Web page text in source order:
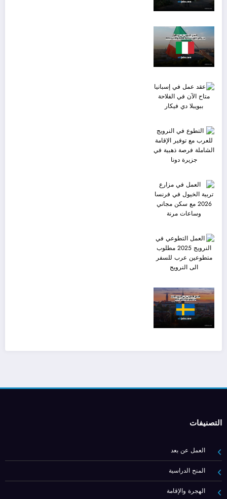
التصنيفات
العمل عن بعد
المنح الدراسية
الهجرة والإقامة